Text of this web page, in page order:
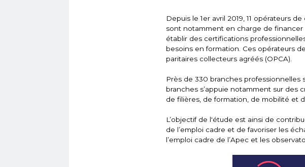
Depuis le 1er avril 2019, 11 opérateurs
sont notamment en charge de financer
établir des certifications
besoins en formation. Ces opérateurs
paritaires collecteurs agréés (OPCA).
Près de 330 branches professionnelles
branches s’appuie notamment sur
de filières, de formation, de mobilité et
L’objectif de l'étude est ainsi de
de l’emploi cadre et de favoriser les
l’emploi cadre de l’Apec et les